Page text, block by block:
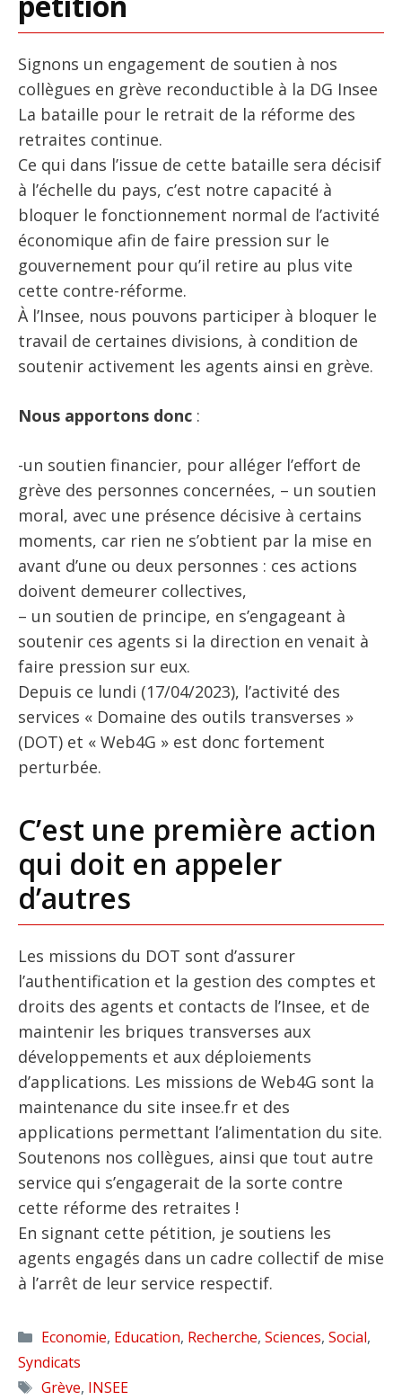
Signons un engagement de soutien à nos
collègues en grève reconductible à la DG Insee
La bataille pour le retrait de la réforme des
retraites continue.
Ce qui dans l’issue de cette bataille sera décisif
à l’échelle du pays, c’est notre capacité à
bloquer le fonctionnement normal de l’activité
économique afin de faire pression sur le
gouvernement pour qu’il retire au plus vite
cette contre-réforme.
À l’Insee, nous pouvons participer à bloquer le
travail de certaines divisions, à condition de
soutenir activement les agents ainsi en grève.
Nous apportons donc :
-un soutien financier, pour alléger l’effort de
grève des personnes concernées, – un soutien
moral, avec une présence décisive à certains
moments, car rien ne s’obtient par la mise en
avant d’une ou deux personnes : ces actions
doivent demeurer collectives,
– un soutien de principe, en s’engageant à
soutenir ces agents si la direction en venait à
faire pression sur eux.
Depuis ce lundi (17/04/2023), l’activité des
services « Domaine des outils transverses »
(DOT) et « Web4G » est donc fortement
perturbée.
C’est une première action
qui doit en appeler
d’autres
Les missions du DOT sont d’assurer
l’authentification et la gestion des comptes et
droits des agents et contacts de l’Insee, et de
maintenir les briques transverses aux
développements et aux déploiements
d’applications. Les missions de Web4G sont la
maintenance du site insee.fr et des
applications permettant l’alimentation du site.
Soutenons nos collègues, ainsi que tout autre
service qui s’engagerait de la sorte contre
cette réforme des retraites !
En signant cette pétition, je soutiens les
agents engagés dans un cadre collectif de mise
à l’arrêt de leur service respectif.
Catégories
Economie, Education, Recherche, Sciences, Social,
Syndicats
Étiquettes
Grève, INSEE